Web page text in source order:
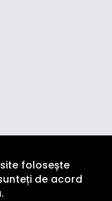
folosește
de acord